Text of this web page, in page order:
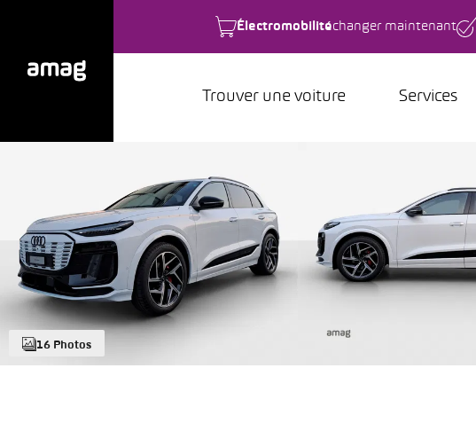
Électromobilitéchanger maintenant
Trouver une voiture Services
16 Photos